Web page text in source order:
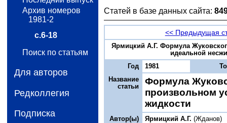
Архив номеров
1981-2
с.6-18
Поиск по статьям
Для авторов
Редколлегия
Подписка
Статей в базе данных сайта:
<< Предыдущая
Ярмицкий А.Г. Формула
идеальной
Год
1981
Название
статьи
Формула
произвольном
жидкости
Автор(ы) Ярмицкий А.Г. (Жданов)